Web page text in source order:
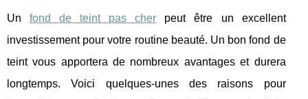
Unfond de teint pas cher peut être un excellent
investissement pour votre routine beauté. Un bon fond de
teint vous apportera de nombreux avantages et durera
longtemps. Voici quelques-unes des raisons pour